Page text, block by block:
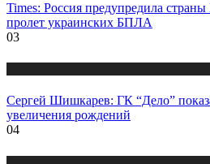
Times: Россия предупредила страны
пролет украинских БПЛА
03
Сергей Шишкарев: ГК “Дело”
увеличения рождений
04